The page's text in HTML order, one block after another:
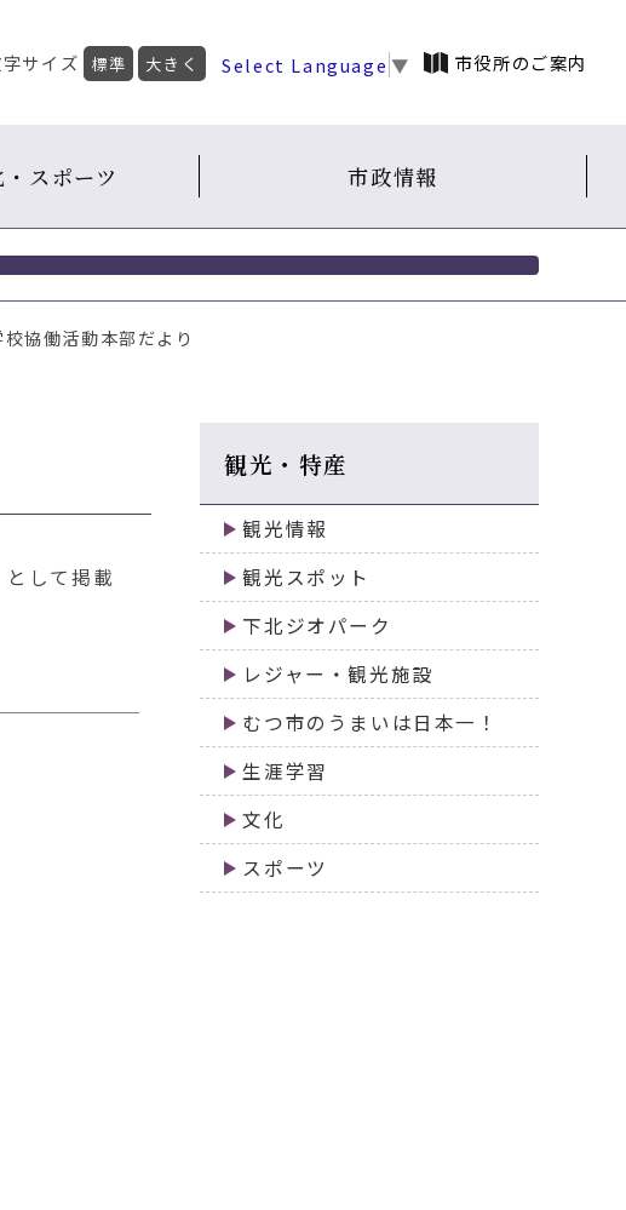
サイズ 標準 大きく Select Language ▼ 市役所のご案内
スポーツ 市政情報
協働活動本部だより
して掲載
観光・特産
観光情報
観光スポット
下北ジオパーク
レジャー・観光施設
むつ市のうまいは日本一！
生涯学習
文化
スポーツ